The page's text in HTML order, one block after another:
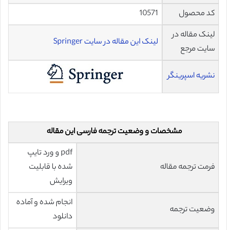
کد محصول
10571
لینک مقاله در
سایت مرجع
لینک این مقاله در سایت Springer
نشریه اسپرینگر
مشخصات و وضعیت ترجمه فارسی این مقاله
فرمت ترجمه مقاله
pdf و ورد تایپ
شده با قابلیت
ویرایش
وضعیت ترجمه
انجام شده و آماده
دانلود